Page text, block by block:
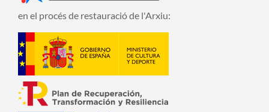
en el procés de restauració de l'Arxiu: